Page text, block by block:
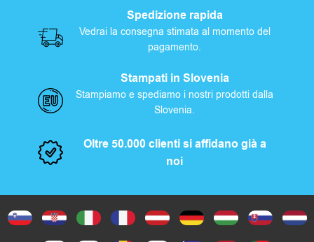
Spedizione rapida
Vedrai la consegna stimata al momento del
pagamento.
Stampati in Slovenia
Stampiamo e spediamo i nostri prodotti dalla
Slovenia.
Oltre 50.000 clienti si affidano già a
noi